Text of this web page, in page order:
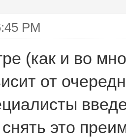
PM
(как и во
от
это